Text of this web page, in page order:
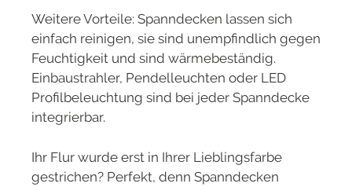
Weitere Vorteile: Spanndecken lassen sich
einfach reinigen, sie sind unempfindlich gegen
Feuchtigkeit und sind wärmebeständig.
Einbaustrahler, Pendelleuchten oder LED
Profilbeleuchtung sind bei jeder Spanndecke
integrierbar.
Ihr Flur wurde erst in Ihrer Lieblingsfarbe
gestrichen? Perfekt, denn Spanndecken